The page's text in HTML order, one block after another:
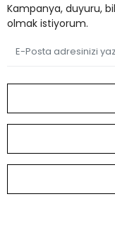
Kampanya, duyuru,
olmak istiyorum.